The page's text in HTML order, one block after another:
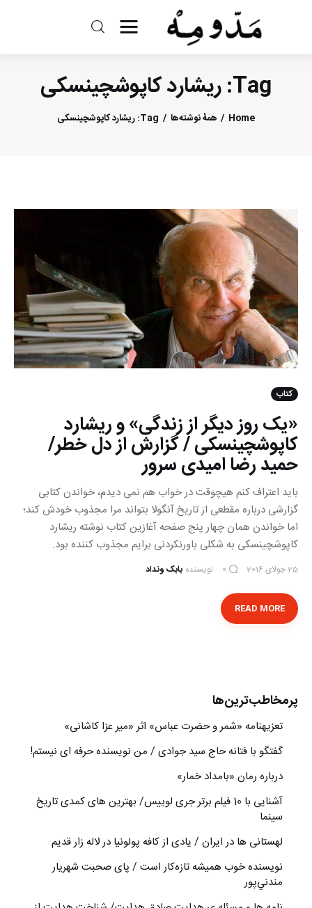
Tag: ریشارد کاپوشچینسکی
Home همهٔ نوشته‌ها Tag: ریشارد کاپوشچینسکی
مد و مه
ادبیات
سینما
درباره ما
کتاب
«یک روز دیگر از زندگی» و ریشارد
کاپوشچینسکی / گزارش از دل خطر/
حمید رضا امیدی سرور
باید اعتراف کنم هیچوقت در خواب هم نمی دیدم، خواندن کتابی
گزارشی درباره مقطعی از تاریخ آنگولا بتواند مرا مجذوب خودش کند؛
اما خواندن همان چهار پنج صفحه آغازین کتاب نوشته ریشارد
کاپوشچینسکی به شکلی باورنکردنی برایم مجذوب کننده بود.
25 جولای 2016 0 نویسنده بابک ونداد
READ MORE
پرمخاطب‌ترین‌ها
تعزیه‎نامه‏ «شمر و حضرت عباس» اثر «میر عزا کاشانی»
گفتگو با فتانه حاج سید جوادی / من نویسنده حرفه ای نیستم!
درباره رمان «بامداد خمار»
آشنایی با 10 فیلم برتر جری لوییس/ بهترین های کمدی تاریخ
سینما
لهستانی ها در ایران / یادی از کافه پولونیا در لاله زار قدیم
نويسنده خوب هميشه تازه‌كار است / پای صحبت شهريار
مندني‌پور